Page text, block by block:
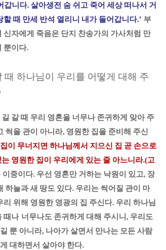
갑니다. 살아생전 숨 쉬고 죽어 세상 떠나서 거
할 때 만세 반석 열리니 내가 들어갑니다.’ 부
신자에게 죽음은 단지 찬송가의 가사처럼 만
뿐이다.
때 하나님이 우리를 어떻게 대해 주
갈 때 우리 영혼을 너무나 존귀하게 맞아 주
썩을 관이 아니라, 영원한 집을 준비해 주신
이 무너지면 하나님께서 지으신 집 곧 손으로
영원한 집이 우리에게 있는 줄 아느니라.(고
이중이다. 우선 영혼만 거하는 낙원이 있고, 장
하늘과 새 땅도 있다. 우리는 썩어질 관이 마
리 위해 영원한 영광의 집 주신다. 우리 하나님
때나 너무나도 존귀하게 대해 주시니 , 우리도
뿐 아니라, 나아가 살면서 만나는 모든 사람
대하면서 살아야 한다.